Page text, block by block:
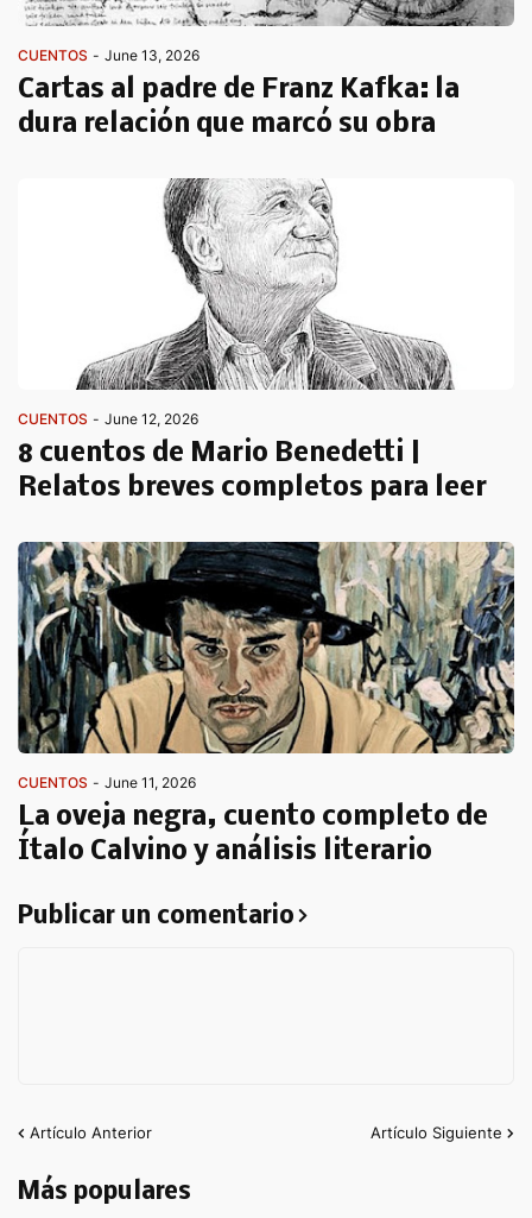
CUENTOS - June 13, 2026
Cartas al padre de Franz Kafka: la
dura relación que marcó su obra
CUENTOS - June 12, 2026
8 cuentos de Mario Benedetti |
Relatos breves completos para leer
CUENTOS - June 11, 2026
La oveja negra, cuento completo de
Ítalo Calvino y análisis literario
Publicar un comentario
Artículo Anterior Artículo Siguiente
Más populares